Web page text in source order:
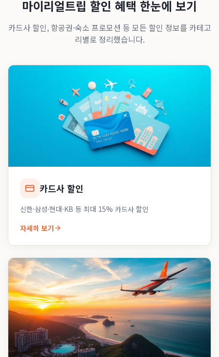
마이리얼트립 할인 혜택 한눈에 보기
카드사 할인, 항공권·숙소 프로모션 등 모든 할인 정보를 카테고
리별로 정리했습니다.
카드사 할인
신한·삼성·현대·KB 등 최대 15% 카드사 할인
자세히 보기